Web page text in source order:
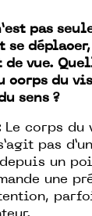
pas
déplacer,
vue.
corps du
sens ?
Le corps du
pas
un
une